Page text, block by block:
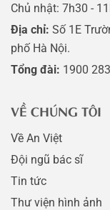
Chủ nhật: 7h30 -
Địa chỉ: Số 1E
phố Hà Nội.
Tổng đài: 1900
VỀ CHÚNG TÔI
Về An Việt
Đội ngũ bác sĩ
Tin tức
Thư viện hình ảnh